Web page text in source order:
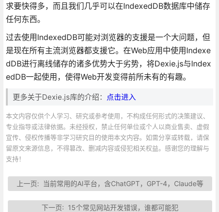
求要快得多，而且我们几乎可以在IndexedDB数据库中储存
任何东西。
过去使用IndexedDB可能对浏览器的支援是一个大问题，但
是现在所有主流浏览器都支援它。在Web应用中使用Indexe
dDB进行离线储存的诸多优势大于劣势，将Dexie.js与Index
edDB一起使用，使得Web开发变得前所未有的有趣。
更多关于Dexie.js库的介绍： 点击进入
本文内容仅供个人学习、研究或参考使用，不构成任何形式的决策建议、
专业指导或法律依据。未经授权，禁止任何单位或个人以商业售卖、虚假
宣传、侵权传播等非学习研究目的使用本文内容。如需分享或转载，请保
留原文来源信息，不得篡改、删减内容或侵犯相关权益。感谢您的理解与
支持！
上一页: 当前常用的AI平台，含ChatGPT，GPT-4，Claude等
下一页: 15个常见网站开发错误，谁都可能犯